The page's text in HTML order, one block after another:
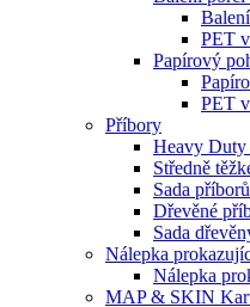
PET
Papírový
PET
Příbory
Heavy
Středně
Sada příborů
Dřevěné
Sada
Nálepka
Nálepka
MAP & SKIN